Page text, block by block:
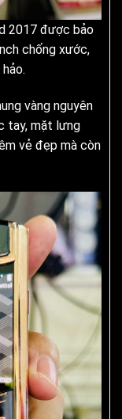
2017 được bảo
chống xước,
vàng nguyên
tay, mặt lưng
vẻ đẹp mà còn